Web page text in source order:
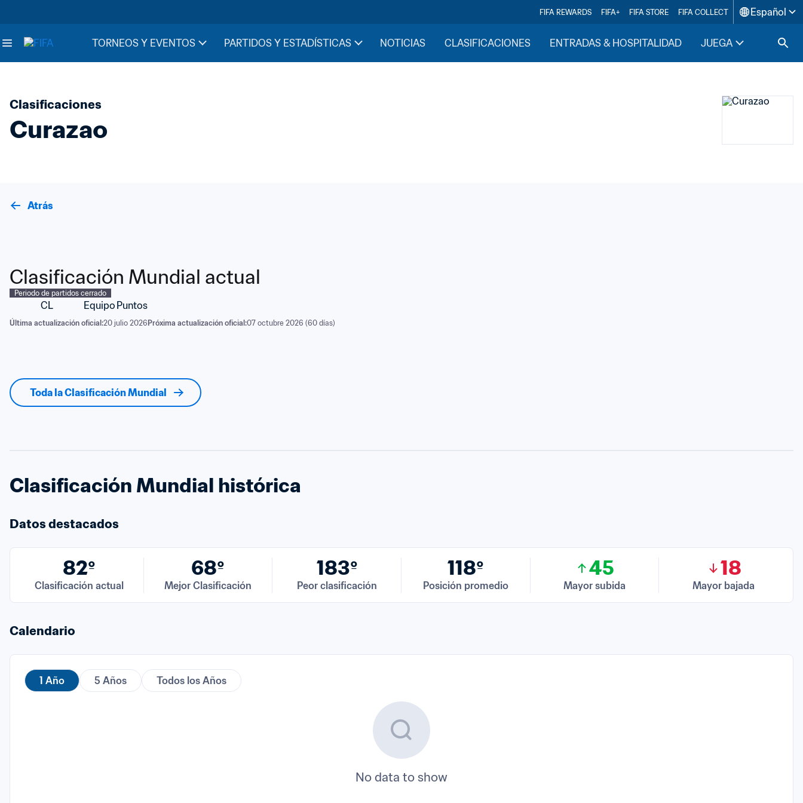
FIFA REWARDS FIFA+ FIFA STORE FIFA COLLECT Español
TORNEOS Y EVENTOS PARTIDOS Y ESTADÍSTICAS NOTICIAS CLASIFICACIONES ENTRADAS & HOSPITALIDAD JUEGA INSIDE
Clasificaciones
Curazao
Atrás
Clasificación Mundial actual
Periodo de partidos cerrado
CL Equipo Puntos
Última actualización oficial:20 julio 2026 Próxima actualización oficial:07 octubre 2026 (60 días)
Toda la Clasificación Mundial
Clasificación Mundial histórica
Datos destacados
82º
Clasificación actual
68º
Mejor Clasificación
183º
Peor clasificación
118º
Posición promedio
45
Mayor subida
18
Mayor bajada
Calendario
1 Año 5 Años Todos los Años
No data to show